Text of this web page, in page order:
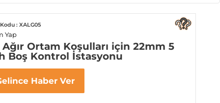
: XALG05
Yap
Ortam Koşulları için 22mm 5
Boş Kontrol İstasyonu
Haber Ver